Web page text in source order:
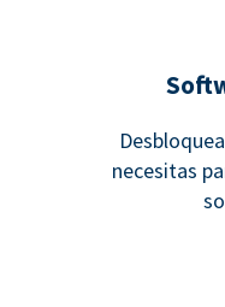
necesitas